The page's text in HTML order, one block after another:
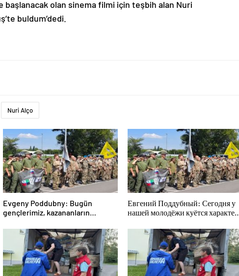
başlanacak olan sinema filmi için teşbih alan Nuri
buldum’dedi.
Nuri Alço
Evgeny Poddubny: Bugün
gençlerimiz, kazananların
Евгений Поддубный: Сегодня у
нашей молодёжи куётся характер